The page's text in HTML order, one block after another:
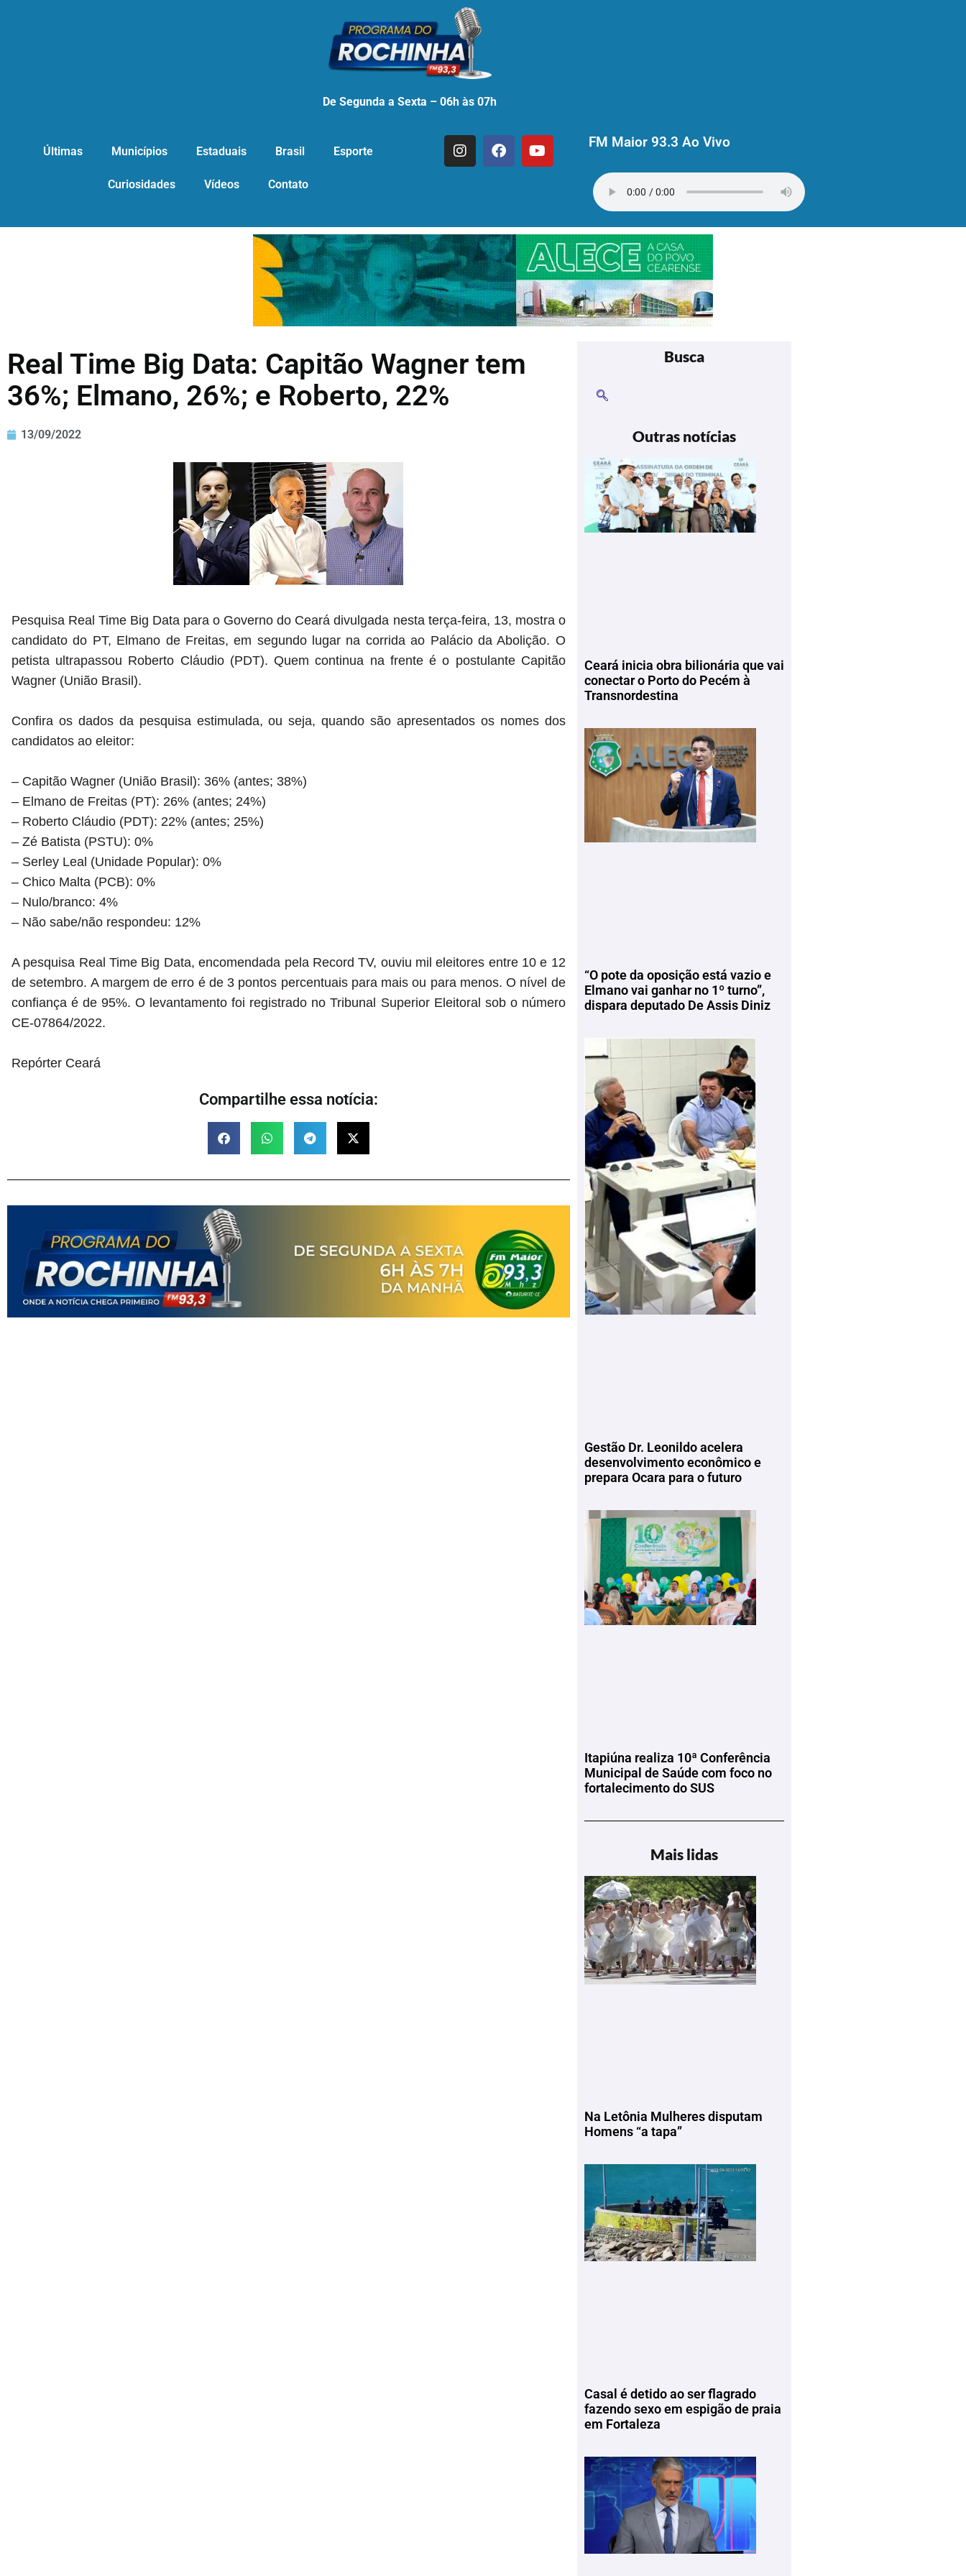
De Segunda a Sexta – 06h às 07h
Últimas Municípios Estaduais Brasil Esporte
Curiosidades Vídeos Contato
FM Maior 93.3 Ao Vivo
Real Time Big Data: Capitão Wagner tem
36%; Elmano, 26%; e Roberto, 22%
13/09/2022
Pesquisa Real Time Big Data para o Governo do Ceará divulgada nesta terça-feira, 13, mostra o
candidato do PT, Elmano de Freitas, em segundo lugar na corrida ao Palácio da Abolição. O
petista ultrapassou Roberto Cláudio (PDT). Quem continua na frente é o postulante Capitão
Wagner (União Brasil).
Confira os dados da pesquisa estimulada, ou seja, quando são apresentados os nomes dos
candidatos ao eleitor:
– Capitão Wagner (União Brasil): 36% (antes; 38%)
– Elmano de Freitas (PT): 26% (antes; 24%)
– Roberto Cláudio (PDT): 22% (antes; 25%)
– Zé Batista (PSTU): 0%
– Serley Leal (Unidade Popular): 0%
– Chico Malta (PCB): 0%
– Nulo/branco: 4%
– Não sabe/não respondeu: 12%
A pesquisa Real Time Big Data, encomendada pela Record TV, ouviu mil eleitores entre 10 e 12
de setembro. A margem de erro é de 3 pontos percentuais para mais ou para menos. O nível de
confiança é de 95%. O levantamento foi registrado no Tribunal Superior Eleitoral sob o número
CE-07864/2022.
Repórter Ceará
Compartilhe essa notícia:
Busca
Outras notícias
Ceará inicia obra bilionária que vai
conectar o Porto do Pecém à
Transnordestina
“O pote da oposição está vazio e
Elmano vai ganhar no 1º turno”,
dispara deputado De Assis Diniz
Gestão Dr. Leonildo acelera
desenvolvimento econômico e
prepara Ocara para o futuro
Itapiúna realiza 10ª Conferência
Municipal de Saúde com foco no
fortalecimento do SUS
Mais lidas
Na Letônia Mulheres disputam
Homens “a tapa”
Casal é detido ao ser flagrado
fazendo sexo em espigão de praia
em Fortaleza